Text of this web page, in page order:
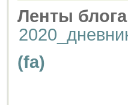
Ленты
(fa)